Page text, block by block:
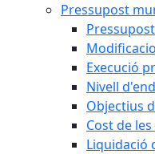
Pressupost
Execució
Nivell
Objectius
Cost de
Liquidació